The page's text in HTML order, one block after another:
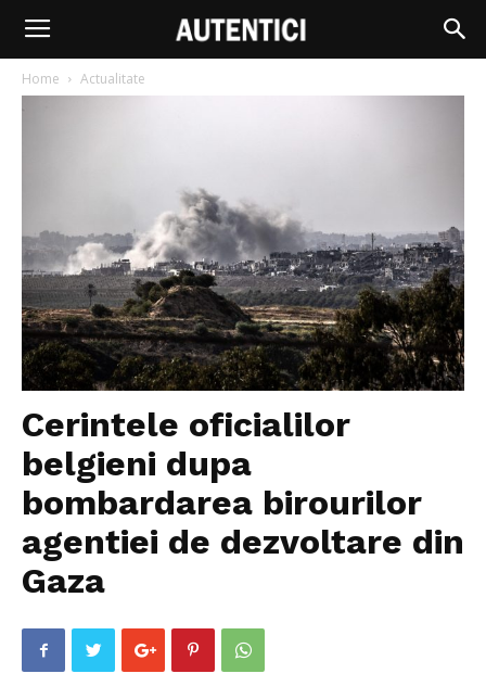
Home Actualitate
Cerintele oficialilor
belgieni dupa
bombardarea birourilor
agentiei de dezvoltare din
Gaza